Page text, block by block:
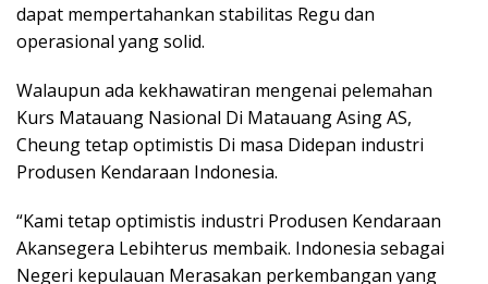
dapat mempertahankan stabilitas Regu dan
operasional yang solid.
Walaupun ada kekhawatiran mengenai pelemahan
Kurs Matauang Nasional Di Matauang Asing AS,
Cheung tetap optimistis Di masa Didepan industri
Produsen Kendaraan Indonesia.
“Kami tetap optimistis industri Produsen Kendaraan
Akansegera Lebihterus membaik. Indonesia sebagai
Negeri kepulauan Merasakan perkembangan yang